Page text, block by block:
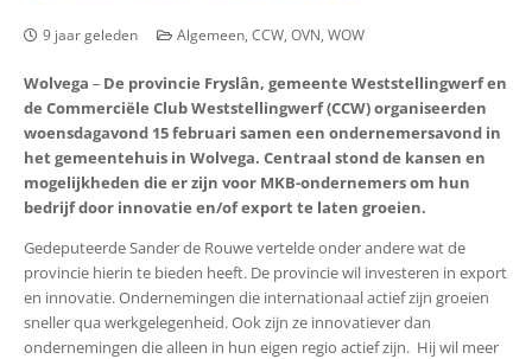
9 jaar geleden Algemeen ,CCW ,OVN ,WOW
Wolvega – De provincie Fryslân, gemeente Weststellingwerf en
de Commerciële Club Weststellingwerf (CCW) organiseerden
woensdagavond 15 februari samen een ondernemersavond in
het gemeentehuis in Wolvega. Centraal stond de kansen en
mogelijkheden die er zijn voor MKB-ondernemers om hun
bedrijf door innovatie en/of export te laten groeien.
Gedeputeerde Sander de Rouwe vertelde onder andere wat de
provincie hierin te bieden heeft. De provincie wil investeren in export
en innovatie. Ondernemingen die internationaal actief zijn groeien
sneller qua werkgelegenheid. Ook zijn ze innovatiever dan
ondernemingen die alleen in hun eigen regio actief zijn. Hij wil meer